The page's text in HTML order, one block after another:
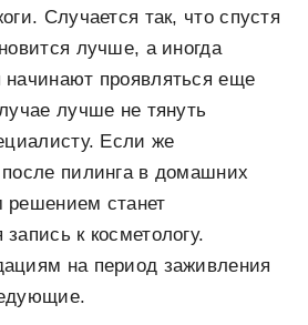
Случается так, что спустя
лучше, а иногда
проявляться еще
лучше не тянуть
Если же
пилинга в домашних
станет
к косметологу.
на период заживления